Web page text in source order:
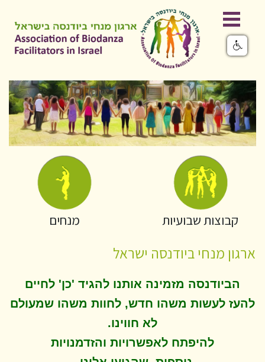
קבוצות שבועיות מנחים
ארגון מנחי ביודנסה ישראל
הביודנסה מזמינה אותנו להגיד 'כן' לחיים
להעז לעשות משהו חדש, לחוות משהו שמעולם
לא חווינו.
להיפתח לאפשרויות והזדמנויות